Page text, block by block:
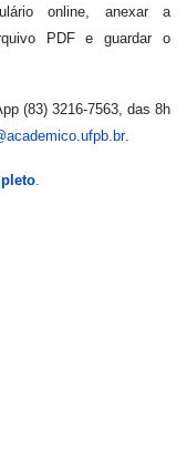
online, anexar a
PDF e guardar o
(83) 3216-7563, das 8h
.
.